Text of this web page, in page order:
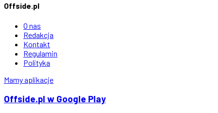
Offside.pl
O nas
Redakcja
Kontakt
Regulamin
Polityka
Mamy aplikacje
Offside.pl w Google Play